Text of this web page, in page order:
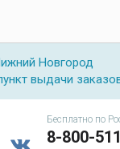
Новгород
выдачи
Бесплатно по
8-800-